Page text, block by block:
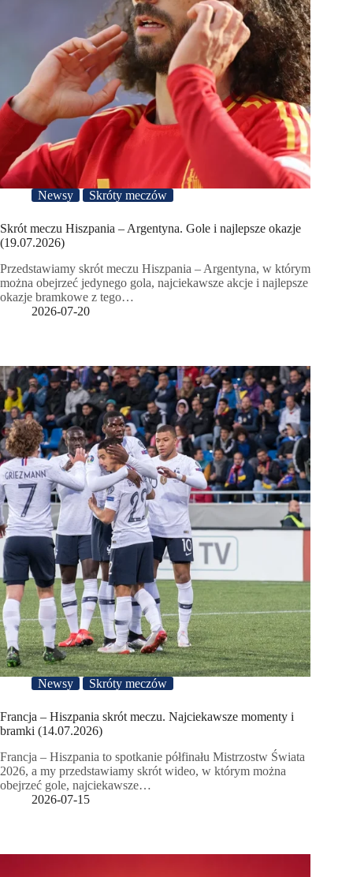
Newsy Skróty meczów
Skrót meczu Hiszpania – Argentyna. Gole i najlepsze okazje
(19.07.2026)
Przedstawiamy skrót meczu Hiszpania – Argentyna, w którym
można obejrzeć jedynego gola, najciekawsze akcje i najlepsze
okazje bramkowe z tego…
2026-07-20
Newsy Skróty meczów
Francja – Hiszpania skrót meczu. Najciekawsze momenty i
bramki (14.07.2026)
Francja – Hiszpania to spotkanie półfinału Mistrzostw Świata
2026, a my przedstawiamy skrót wideo, w którym można
obejrzeć gole, najciekawsze…
2026-07-15